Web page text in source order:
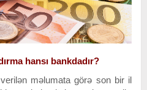
hansı bankdadır?
məlumata görə son bir il